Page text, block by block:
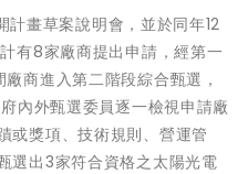
計畫草案說明會，並於同年12
有8家廠商提出申請，經第一
商進入第二階段綜合甄選，
內外甄選委員逐一檢視申請廠
或獎項、技術規則、營運管
選出3家符合資格之太陽光電